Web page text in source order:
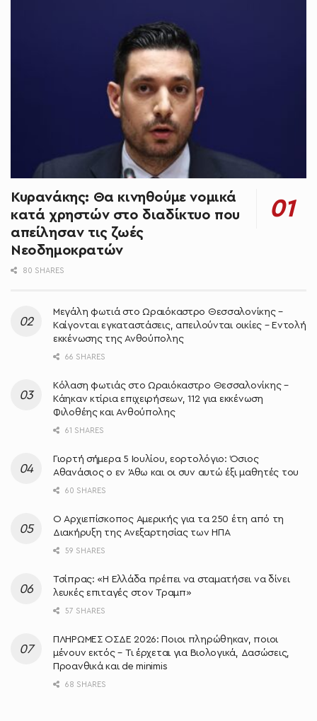
Κυρανάκης: Θα κινηθούμε νομικά
κατά χρηστών στο διαδίκτυο που
απείλησαν τις ζωές
Νεοδημοκρατών
80 SHARES
Μεγάλη φωτιά στο Ωραιόκαστρο Θεσσαλονίκης –
Καίγονται εγκαταστάσεις, απειλούνται οικίες – Εντολή
εκκένωσης της Ανθούπολης
66 SHARES
Κόλαση φωτιάς στο Ωραιόκαστρο Θεσσαλονίκης –
Κάηκαν κτίρια επιχειρήσεων, 112 για εκκένωση
Φιλοθέης και Ανθούπολης
61 SHARES
Γιορτή σήμερα 5 Ιουλίου, εορτολόγιο: Όσιος
Αθανάσιος ο εν Άθω και οι συν αυτώ έξι μαθητές του
60 SHARES
O Αρχιεπίσκοπος Αμερικής για τα 250 έτη από τη
Διακήρυξη της Ανεξαρτησίας των ΗΠΑ
59 SHARES
Τσίπρας: «Η Ελλάδα πρέπει να σταματήσει να δίνει
λευκές επιταγές στον Τραμπ»
57 SHARES
ΠΛΗΡΩΜΕΣ ΟΣΔΕ 2026: Ποιοι πληρώθηκαν, ποιοι
μένουν εκτός – Τι έρχεται για Βιολογικά, Δασώσεις,
Προανθικά και de minimis
68 SHARES